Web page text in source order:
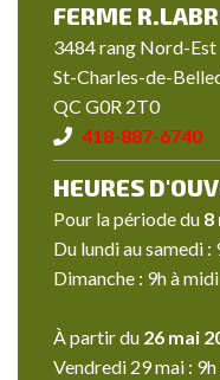
FERME
3484 rang Nord-Est
St-Charles-de-
QC G0R 2T0
418-887-6740
HEURES
Pour la période du 8
Du lundi au samedi :
Dimanche : 9h à midi
À partir du 26 mai
Vendredi 29 mai :